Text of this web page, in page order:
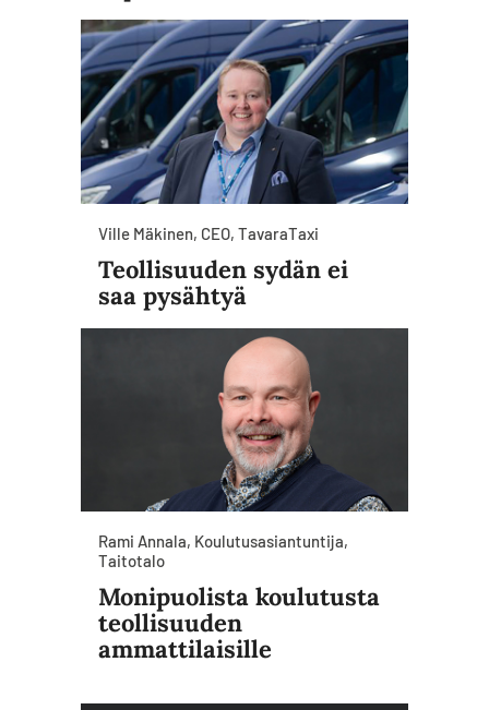
Ville Mäkinen, CEO, TavaraTaxi
Teollisuuden sydän ei
saa pysähtyä
Rami Annala, Koulutusasiantuntija,
Taitotalo
Monipuolista koulutusta
teollisuuden
ammattilaisille